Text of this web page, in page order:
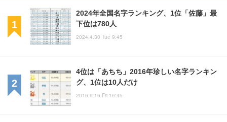
2024年全国名字ランキング、1位「佐藤」最
下位は780人
2024.4.30 Tue 9:45
4位は「あちち」2016年珍しい名字ランキン
グ、1位は10人だけ
2016.9.16 Fri 16:45